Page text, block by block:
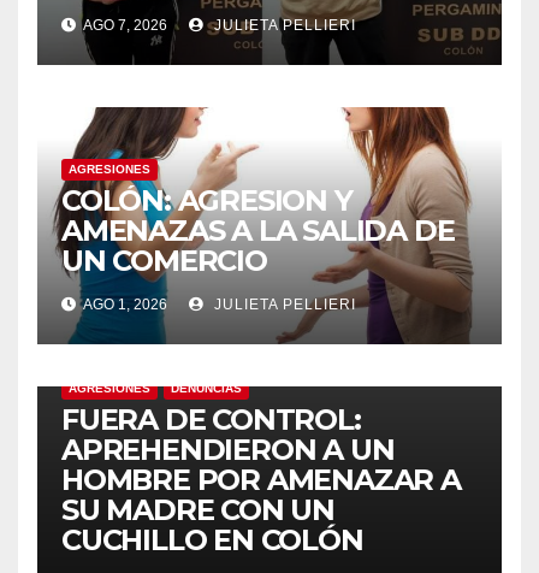
AGO 7, 2026 JULIETA PELLIERI
AGRESIONES
COLÓN: AGRESION Y
AMENAZAS A LA SALIDA DE
UN COMERCIO
AGO 1, 2026 JULIETA PELLIERI
AGRESIONES DENUNCIAS
FUERA DE CONTROL:
APREHENDIERON A UN
HOMBRE POR AMENAZAR A
SU MADRE CON UN
CUCHILLO EN COLÓN